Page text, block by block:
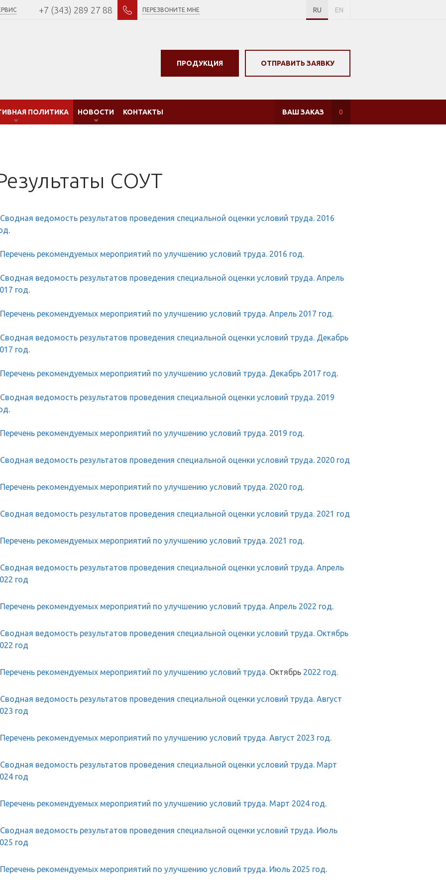
+7 (343) 289 27 88 ПЕРЕЗВОНИТЕ МНЕ RU EN
ОТПРАВИТЬ ЗАЯВКУ
ПРОДУКЦИЯ
ПОЛИТИКА НОВОСТИ КОНТАКТЫ ВАШ ЗАКАЗ 0
СОУТ
Сводная ведомость результатов проведения специальной оценки условий труда. 2016
.
Перечень рекомендуемых мероприятий по улучшению условий труда. 2016 год.
Сводная ведомость результатов проведения специальной оценки условий труда. Апрель
год.
Перечень рекомендуемых мероприятий по улучшению условий труда. Апрель 2017 год.
Сводная ведомость результатов проведения специальной оценки условий труда. Декабрь
год.
Перечень рекомендуемых мероприятий по улучшению условий труда. Декабрь 2017 год.
Сводная ведомость результатов проведения специальной оценки условий труда. 2019
.
Перечень рекомендуемых мероприятий по улучшению условий труда. 2019 год.
Сводная ведомость результатов проведения специальной оценки условий труда. 2020 год
Перечень рекомендуемых мероприятий по улучшению условий труда. 2020 год.
Сводная ведомость результатов проведения специальной оценки условий труда. 2021 год
Перечень рекомендуемых мероприятий по улучшению условий труда. 2021 год.
Сводная ведомость результатов проведения специальной оценки условий труда. Апрель
год
Перечень рекомендуемых мероприятий по улучшению условий труда. Апрель 2022 год.
Сводная ведомость результатов проведения специальной оценки условий труда. Октябрь
год
Перечень рекомендуемых мероприятий по улучшению условий труда. Октябрь 2022 год.
Сводная ведомость результатов проведения специальной оценки условий труда. Август
год
Перечень рекомендуемых мероприятий по улучшению условий труда. Август 2023 год.
Сводная ведомость результатов проведения специальной оценки условий труда. Март
год
Перечень рекомендуемых мероприятий по улучшению условий труда. Март 2024 год.
Сводная ведомость результатов проведения специальной оценки условий труда. Июль
год
Перечень рекомендуемых мероприятий по улучшению условий труда. Июль 2025 год.